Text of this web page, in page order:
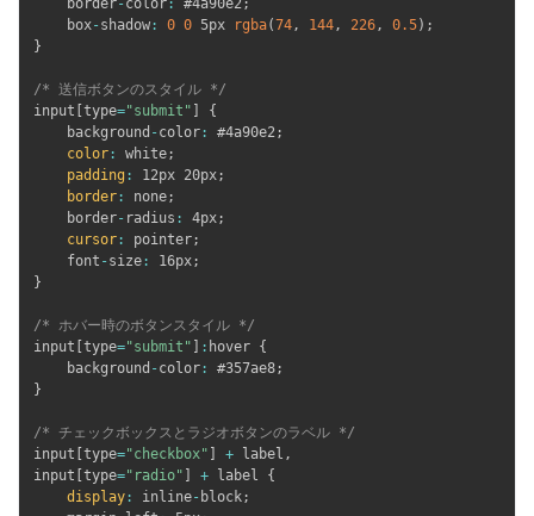
    border
- color : #4a90e2;
    box
- shadow : 0 0 5px rgba(74, 144, 226, 0.5) ;
}
/* 送信ボタンのスタイル */
input type="submit"
{
    background
- color : #4a90e2;
color : white;
padding : 12px 20px;
border : none;
    border
- radius : 4px;
cursor : pointer;
    font
- size : 16px;
}
/* ホバー時のボタンスタイル */
input type="submit" : hover {
    background
- color : #357ae8;
}
/* チェックボックスとラジオボタンのラベル */
input type="checkbox" + label ,
input type="radio" + label {
display : inline- block;